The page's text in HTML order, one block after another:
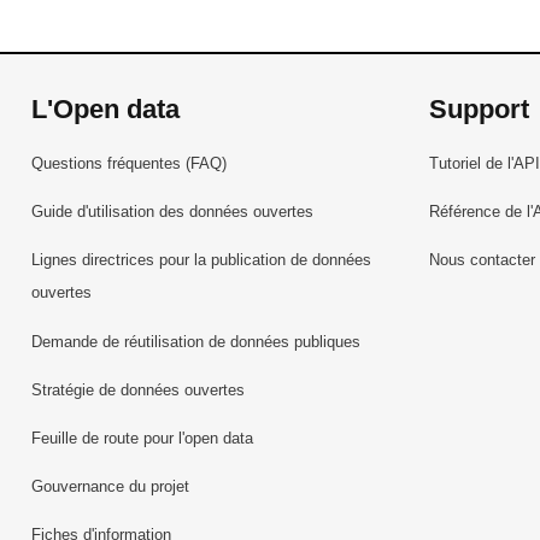
L'Open data
Questions fréquentes (FAQ)
Guide d'utilisation des données ouvertes
Lignes directrices pour la publication de données
ouvertes
Demande de réutilisation de données publiques
Stratégie de données ouvertes
Feuille de route pour l'open data
Gouvernance du projet
Fiches d'information
Support
Tutoriel de l'API
Référence de
Nous contacter